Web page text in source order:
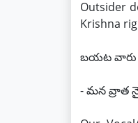
Outsider
Krishna
బయట వారు
- మన వ్రాత